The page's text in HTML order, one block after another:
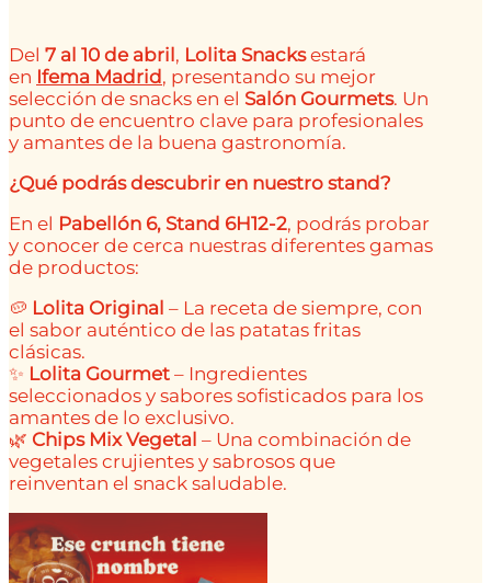
Del 7 al 10 de abril, Lolita Snacksestará
en Ifema Madrid, presentando su mejor
selección de snacks en el Salón Gourmets. Un
punto de encuentro clave para profesionales
y amantes de la buena gastronomía.
¿Qué podrás descubrir en nuestro stand?
En el Pabellón 6, Stand 6H12-2, podrás probar
y conocer de cerca nuestras diferentes gamas
de productos:
🥔 Lolita Original – La receta de siempre, con
el sabor auténtico de las patatas fritas
clásicas.
✨ Lolita Gourmet – Ingredientes
seleccionados y sabores sofisticados para los
amantes de lo exclusivo.
🌿 Chips Mix Vegetal – Una combinación de
vegetales crujientes y sabrosos que
reinventan el snack saludable.